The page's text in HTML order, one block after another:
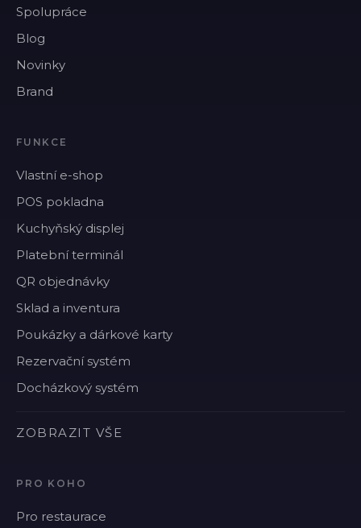
Spolupráce
Blog
Novinky
Brand
FUNKCE
Vlastní e-shop
POS pokladna
Kuchyňský displej
Platební terminál
QR objednávky
Sklad a inventura
Poukázky a dárkové karty
Rezervační systém
Docházkový systém
ZOBRAZIT VŠE
PRO KOHO
Pro restaurace